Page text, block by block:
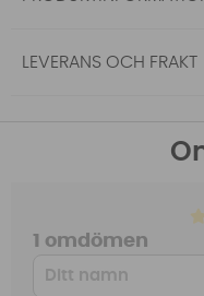
LEVERANS OCH FRAKT
1 omdömen